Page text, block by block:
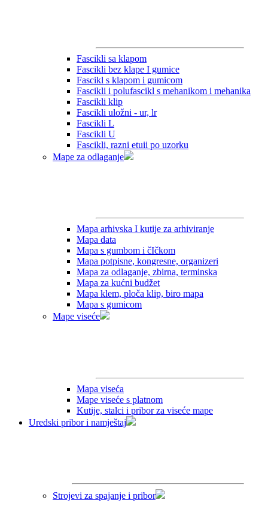
Fascikli sa klapom
Fascikli bez klape I gumice
Fascikl s klapom i gumicom
Fascikli i polufascikl s mehanikom i mehanika
Fascikli klip
Fascikli uložni - ur, lr
Fascikli L
Fascikli U
Fascikli, razni etuii po uzorku
Mape za odlaganje
Mapa arhivska I kutije za arhiviranje
Mapa data
Mapa s gumbom i čIčkom
Mapa potpisne, kongresne, organizeri
Mapa za odlaganje, zbirna, terminska
Mapa za kućni budžet
Mapa klem, ploča klip, biro mapa
Mapa s gumicom
Mape viseće
Mapa viseća
Mape viseće s platnom
Kutije, stalci i pribor za viseće mape
Uredski pribor i namještaj
Strojevi za spajanje i pribor